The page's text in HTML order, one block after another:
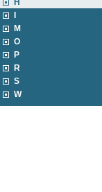
I
M
O
P
R
S
W